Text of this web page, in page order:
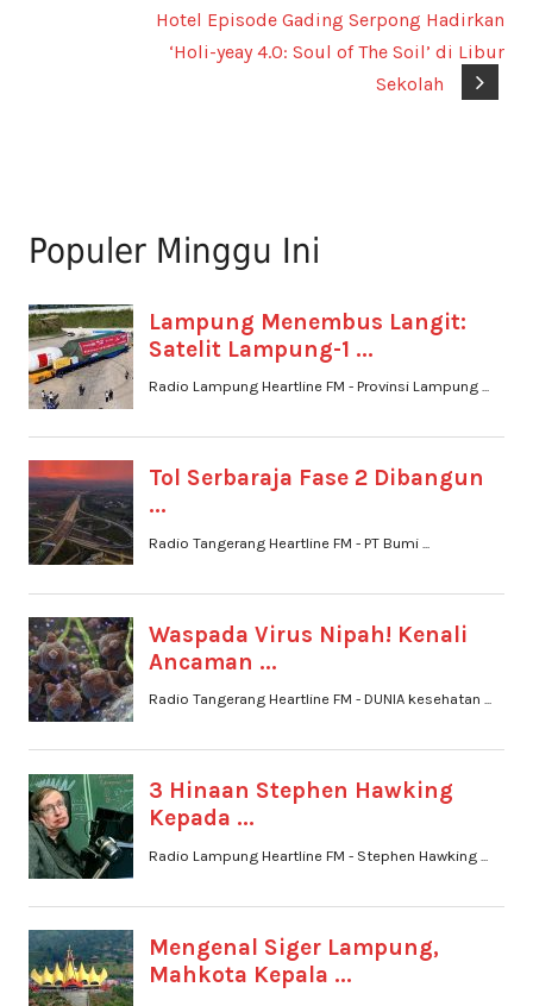
Hotel Episode Gading Serpong Hadirkan
‘Holi-yeay 4.0: Soul of The Soil’ di Libur
Sekolah
Populer Minggu Ini